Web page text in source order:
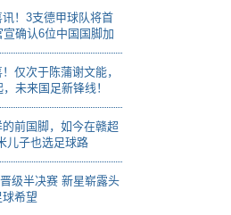
！3支德甲球队将首
确认6位中国国脚加
仅次于陈蒲谢文能，
未来国足新锋线！
前国脚，如今在赣超
儿子也选足球路
级半决赛 新星崭露头
希望